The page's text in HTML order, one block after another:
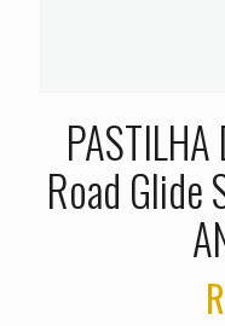
PASTILHA
Road Glide